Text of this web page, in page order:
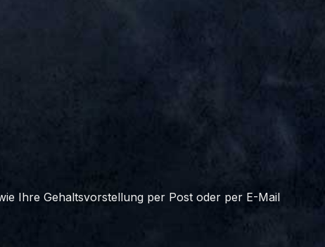
Ihre Gehaltsvorstellung per Post oder per E-Mail